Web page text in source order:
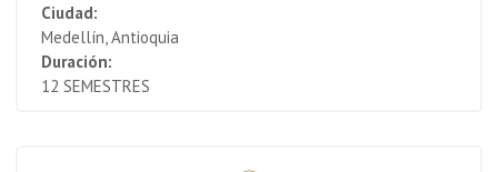
Ciudad:
Medellín, Antioquia
Duración:
12 SEMESTRES